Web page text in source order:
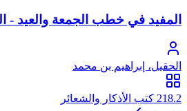
المفيد في خطب الجمعة والعيد -
الحقيل، إبراهيم بن محمد
218.2 كتب الأذكار والشعائر